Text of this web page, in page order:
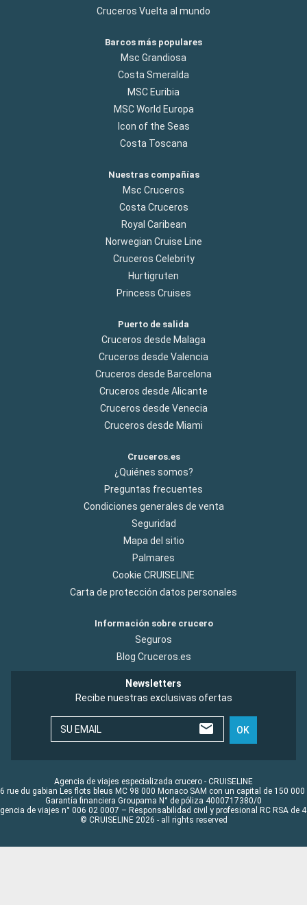
Cruceros Vuelta al mundo
Barcos más populares
Msc Grandiosa
Costa Smeralda
MSC Euribia
MSC World Europa
Icon of the Seas
Costa Toscana
Nuestras compañías
Msc Cruceros
Costa Cruceros
Royal Caribean
Norwegian Cruise Line
Cruceros Celebrity
Hurtigruten
Princess Cruises
Puerto de salida
Cruceros desde Malaga
Cruceros desde Valencia
Cruceros desde Barcelona
Cruceros desde Alicante
Cruceros desde Venecia
Cruceros desde Miami
Cruceros.es
¿Quiénes somos?
Preguntas frecuentes
Condiciones generales de venta
Seguridad
Mapa del sitio
Palmares
Cookie CRUISELINE
Carta de protección datos personales
Información sobre crucero
Seguros
Blog Cruceros.es
Newsletters
Recibe nuestras exclusivas ofertas
SU EMAIL OK
Agencia de viajes especializada crucero - CRUISELINE
rue du gabian Les flots bleus MC 98 000 Monaco SAM con un capital de 150 000
Garantía financiera Groupama N° de póliza 4000717380/0
de viajes n° 006 02 0007 – Responsabilidad civil y profesional RC RSA de
© CRUISELINE 2026 - all rights reserved